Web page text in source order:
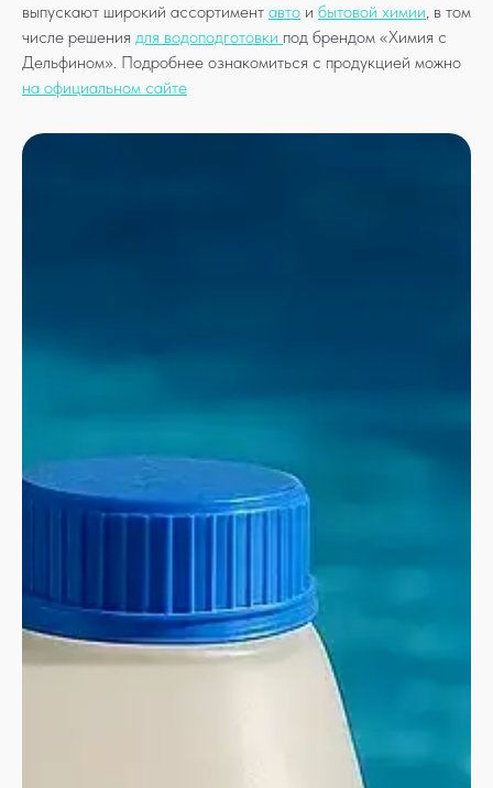
выпускают широкий ассортимент авто и бытовой химии, в том
числе решения для водоподготовки под брендом «Химия с
Дельфином». Подробнее ознакомиться с продукцией можно
на официальном сайте